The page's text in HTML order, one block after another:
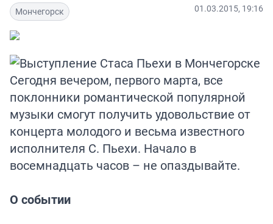
Мончегорск 01.03.2015, 19:16
Сегодня вечером, первого марта, все
поклонники романтической популярной
музыки смогут получить удовольствие от
концерта молодого и весьма известного
исполнителя С. Пьехи. Начало в
восемнадцать часов – не опаздывайте.
О событии